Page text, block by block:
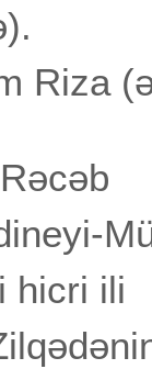
Riza
hicri ili